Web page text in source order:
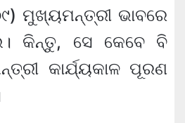
ମୁଖ୍ୟମନ୍ତ୍ରୀ ଭାବରେ
କିନ୍ତୁ, ସେ କେବେ ବି
କାର୍ଯ୍ୟକାଳ ପୂରଣ